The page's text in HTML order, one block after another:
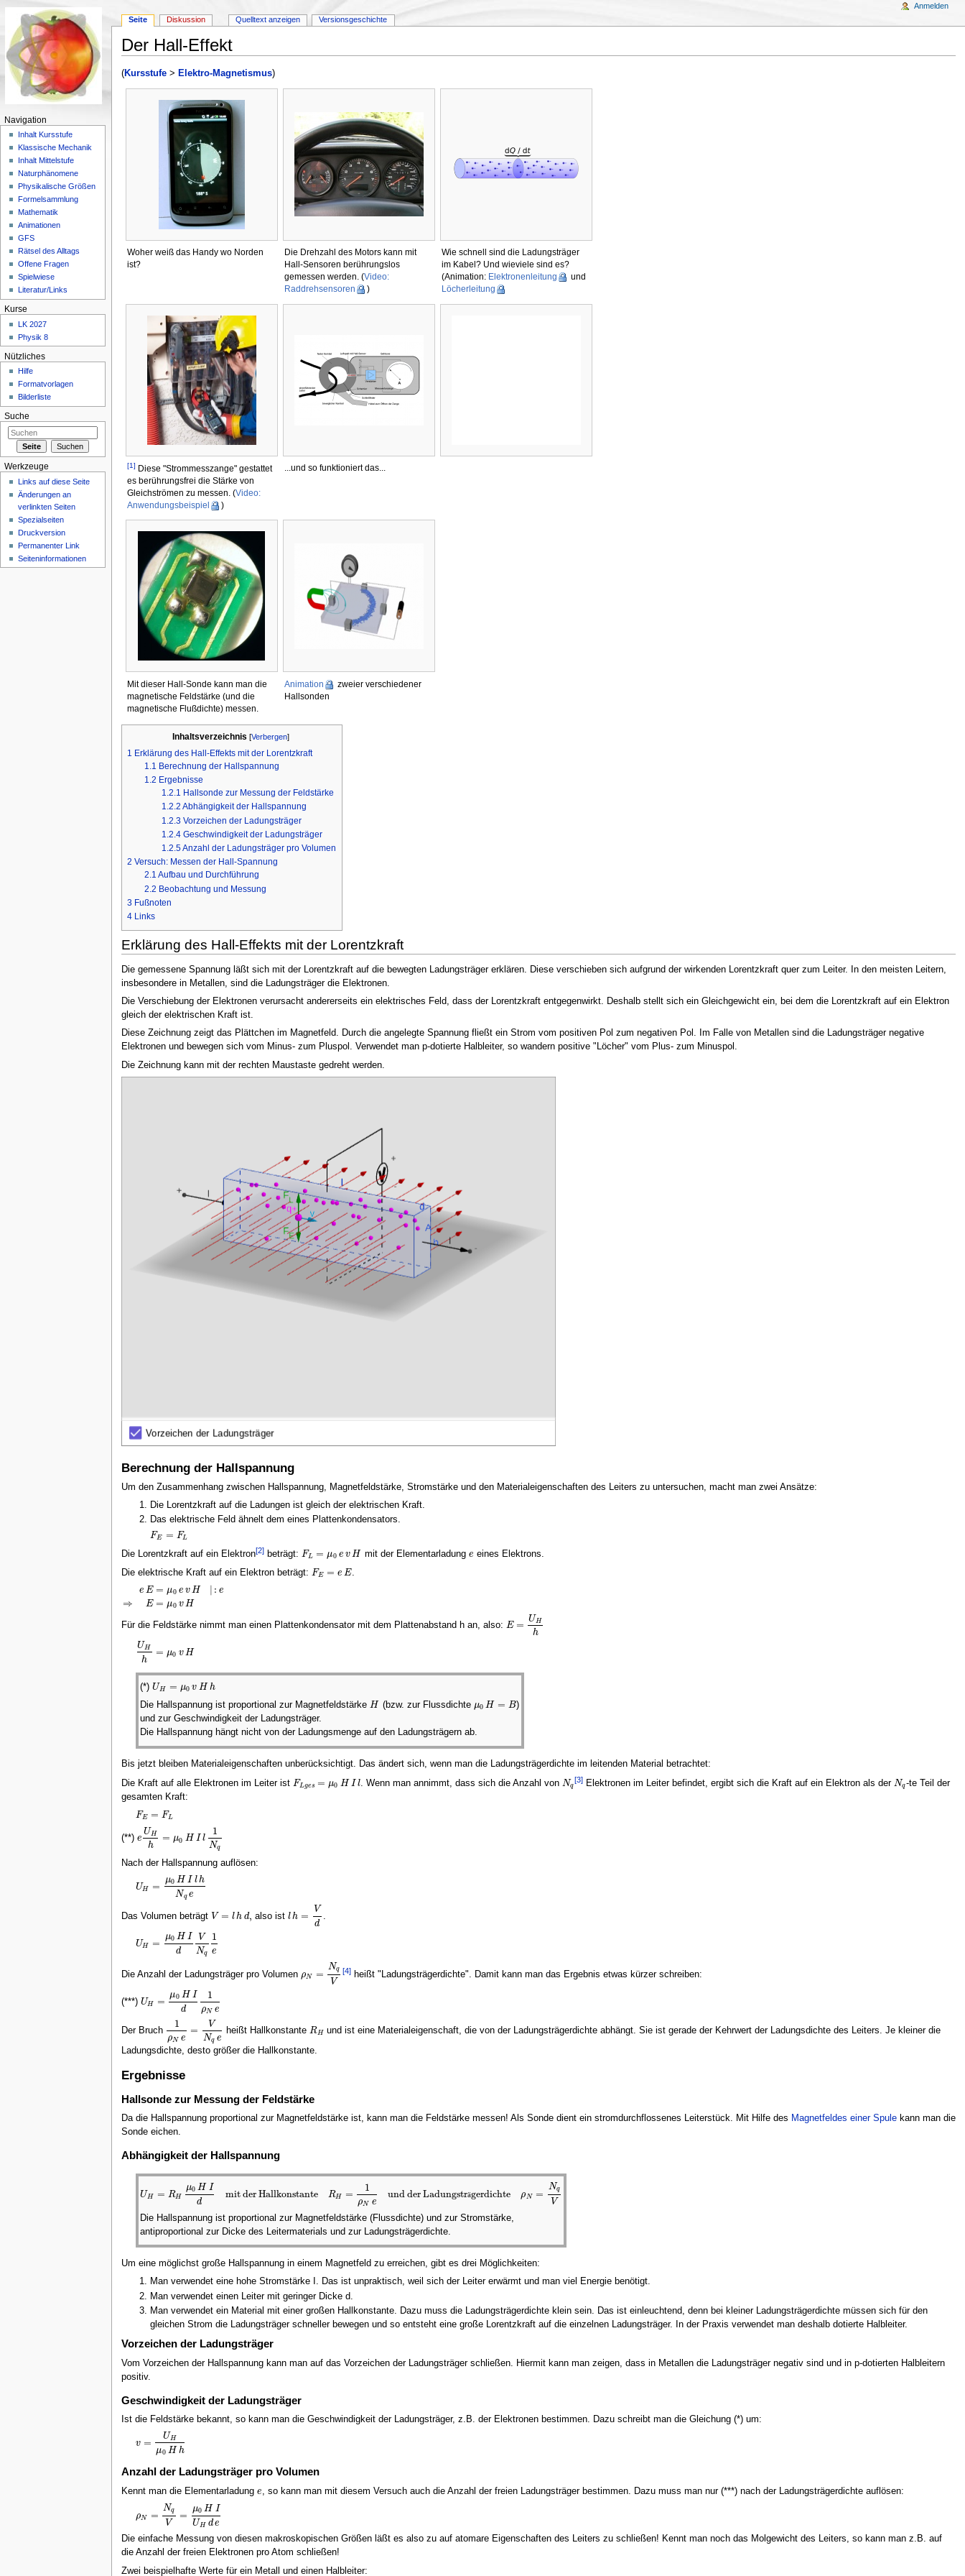
Der Hall-Effekt
(Kursstufe> Elektro-Magnetismus)
Woher weiß das Handy wo Norden
ist?
Die Drehzahl des Motors kann mit
Hall-Sensoren berührungslos
gemessen werden. (Video:
Raddrehsensoren
)
Wie schnell sind die Ladungsträger
im Kabel? Und wieviele sind es?
(Animation: Elektronenleitung
und
Löcherleitung
[1] Diese "Strommesszange" gestattet
es berührungsfrei die Stärke von
Gleichströmen zu messen. (Video:
Anwendungsbeispiel
)
...und so funktioniert das...
Mit dieser Hall-Sonde kann man die
magnetische Feldstärke (und die
magnetische Flußdichte) messen.
Animation
zweier verschiedener
Hallsonden
Inhaltsverzeichnis [Verbergen]
1 Erklärung des Hall-Effekts mit der Lorentzkraft
1.1 Berechnung der Hallspannung
1.2 Ergebnisse
1.2.1 Hallsonde zur Messung der Feldstärke
1.2.2 Abhängigkeit der Hallspannung
1.2.3 Vorzeichen der Ladungsträger
1.2.4 Geschwindigkeit der Ladungsträger
1.2.5Anzahl der Ladungsträger pro Volumen
2 Versuch: Messen der Hall-Spannung
2.1 Aufbau und Durchführung
2.2 Beobachtung und Messung
3 Fußnoten
4 Links
Erklärung des Hall-Effekts mit der Lorentzkraft
Die gemessene Spannung läßt sich mit der Lorentzkraft auf die bewegten Ladungsträger erklären. Diese verschieben sich aufgrund der wirkenden Lorentzkraft quer zum Leiter. In den meisten Leitern,
insbesondere in Metallen, sind die Ladungsträger die Elektronen.
Die Verschiebung der Elektronen verursacht andererseits ein elektrisches Feld, dass der Lorentzkraft entgegenwirkt. Deshalb stellt sich ein Gleichgewicht ein, bei dem die Lorentzkraft auf ein Elektron
gleich der elektrischen Kraft ist.
Diese Zeichnung zeigt das Plättchen im Magnetfeld. Durch die angelegte Spannung fließt ein Strom vom positiven Pol zum negativen Pol. Im Falle von Metallen sind die Ladungsträger negative
Elektronen und bewegen sich vom Minus- zum Pluspol. Verwendet man p-dotierte Halbleiter, so wandern positive "Löcher" vom Plus- zum Minuspol.
Die Zeichnung kann mit der rechten Maustaste gedreht werden.
Berechnung der Hallspannung
Um den Zusammenhang zwischen Hallspannung, Magnetfeldstärke, Stromstärke und den Materialeigenschaften des Leiters zu untersuchen, macht man zwei Ansätze:
Die Lorentzkraft auf die Ladungen ist gleich der elektrischen Kraft.
Das elektrische Feld ähnelt dem eines Plattenkondensators.
FE = FL
F E=FL
Die Lorentzkraft auf ein Elektron[2]beträgt: FL = μ0 e vH
FL= μ0ev H mit der Elementarladunge
e eines Elektrons.
Die elektrische Kraft auf ein Elektron beträgt: FE = e E
F E= eE
e E
⇒ E
= μ0 e vH
= μ0 vH
| : e
=μ0 H E= H
Für die Feldstärke nimmt man einen Plattenkondensator mit dem Plattenabstand h an, also: E = UH
h
E=U Hh
UH
h
= μ0 vH
UHh= μ0v H
(*)U H = μ0 v H h
U H= μ0vH h
Die Hallspannung ist proportional zur MagnetfeldstärkeH
H (bzw. zur Flussdichte μ0 H = B
μ0H =B
)
und zur Geschwindigkeit der Ladungsträger.
Die Hallspannung hängt nicht von der Ladungsmenge auf den Ladungsträgern ab.
Bis jetzt bleiben Materialeigenschaften unberücksichtigt. Das ändert sich, wenn man die Ladungsträgerdichte im leitenden Material betrachtet:
Die Kraft auf alle Elektronen im Leiter ist FLges = μ0 H I l
FLg es =μ0 HIl . Wenn man annimmt, dass sich die Anzahl von Nq
Nq
[3] Elektronen im Leiter befindet, ergibt sich die Kraft auf ein Elektron als der Nq
Nq-te Teil der
gesamten Kraft:
FE = FL
F E=FL
(**) e
UH
h
= μ0 H I l
1
Nq
eU Hh =μ0 HI 1Nq
Nach der Hallspannung auflösen:
UH =
μ0 H I lh
Nq e
U H= μ0HIlhNqe
Das Volumen beträgt V = lh d,
V= hd, also istlh =
V
d
lh=V d .
UH =
μ0 H I
d
V
Nq
1
e
U H= μ0HIdVN q1e
Die Anzahl der Ladungsträger pro Volumen ρN =
Nq
V
ρN=N qV
[4]heißt "Ladungsträgerdichte". Damit kann man das Ergebnis etwas kürzer schreiben:
(***) UH =
μ0 H I
d
1
ρN e
UH =μ0HId1ρ Ne
Der Bruch
1
ρN e
=
V
Nq e
1ρN e=V Nqe heißt Hallkonstante RH
RH und ist eine Materialeigenschaft, die von der Ladungsträgerdichte abhängt. Sie ist gerade der Kehrwert der Ladungsdichte des Leiters. Je kleiner die
Ladungsdichte, desto größer die Hallkonstante.
Ergebnisse
Hallsonde zur Messung der Feldstärke
Da die Hallspannung proportional zur Magnetfeldstärke ist, kann man die Feldstärke messen! Als Sonde dient ein stromdurchflossenes Leiterstück. Mit Hilfe des Magnetfeldes einer Spulekann man die
Sonde eichen.
Abhängigkeit der Hallspannung
UH = RH
μ0 H I
d
mit der Hallkonstante RH =
1
ρN e
und der Ladungsträgerdichte ρN =
Nq
V
UH RHμ0HIdmit der HallkonstanteRH= 1ρ Neund der LadungsträgerdichteρN=NqV
Die Hallspannung ist proportional zur Magnetfeldstärke (Flussdichte) und zur Stromstärke,
antiproportional zur Dicke des Leitermaterials und zur Ladungsträgerdichte.
Um eine möglichst große Hallspannung in einem Magnetfeld zu erreichen, gibt es drei Möglichkeiten:
Man verwendet eine hohe Stromstärke I. Das ist unpraktisch, weil sich der Leiter erwärmt und man viel Energie benötigt.
Man verwendet einen Leiter mit geringer Dicke d.
Man verwendet ein Material mit einer großen Hallkonstante. Dazu muss die Ladungsträgerdichte klein sein. Das ist einleuchtend, denn bei kleiner Ladungsträgerdichte müssen sich für den
gleichen Strom die Ladungsträger schneller bewegen und so entsteht eine große Lorentzkraft auf die einzelnen Ladungsträger. In der Praxis verwendet man deshalb dotierte Halbleiter.
Vorzeichen der Ladungsträger
Vom Vorzeichen der Hallspannung kann man auf das Vorzeichen der Ladungsträger schließen. Hiermit kann man zeigen, dass in Metallen die Ladungsträger negativ sind und in p-dotierten Halbleitern
positiv.
Geschwindigkeit der Ladungsträger
Ist die Feldstärke bekannt, so kann man die Geschwindigkeit der Ladungsträger, z.B. der Elektronen bestimmen. Dazu schreibt man die Gleichung (*) um:
v = UH
μ0 H h
v=UHμ0Hh
Anzahl der Ladungsträger pro Volumen
Kennt man die Elementarladung e
e, so kann man mit diesem Versuch auch die Anzahl der freien Ladungsträger bestimmen. Dazu muss man nur (***) nach der Ladungsträgerdichte auflösen:
ρN =
Nq
V
=
μ0 H I
UH de
ρ N= NqV= μ0HIUHde
Die einfache Messung von diesen makroskopischen Größen läßt es also zu auf atomare Eigenschaften des Leiters zu schließen! Kennt man noch das Molgewicht des Leiters, so kann man z.B. auf
die Anzahl der freien Elektronen pro Atom schließen!
Zwei beispielhafte Werte für ein Metall und einen Halbleiter:
Seite Diskussion Quelltext anzeigen Versionsgeschichte
Anmelden
Navigation
Inhalt Kursstufe
Klassische Mechanik
Inhalt Mittelstufe
Naturphänomene
Physikalische Größen
Formelsammlung
Mathematik
Animationen
GFS
Rätsel des Alltags
Offene Fragen
Spielwiese
Literatur/Links
Kurse
LK 2027
Physik 8
Nützliches
Hilfe
Formatvorlagen
Bilderliste
Suche
Werkzeuge
Links auf diese Seite
Änderungen an
verlinkten Seiten
Spezialseiten
Druckversion
Permanenter Link
Seiteninformationen